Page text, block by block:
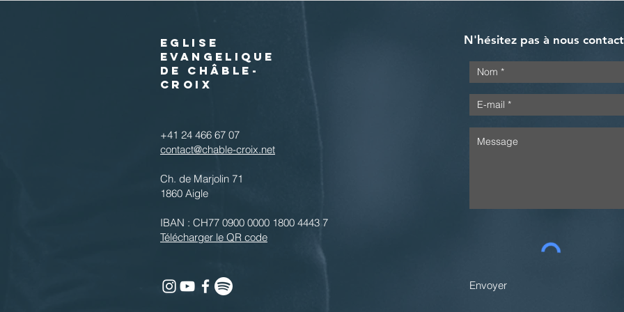
EGLISE
EVANGELIQUE
DE CHÂBLE-
CROIX
+41 24 466 67 07
contact@chable-croix.net
Ch. de Marjolin 71
1860 Aigle
IBAN : CH77 0900 0000 1800 4443 7
Télécharger le QR code
N'hésitez pas à nous
Envoyer